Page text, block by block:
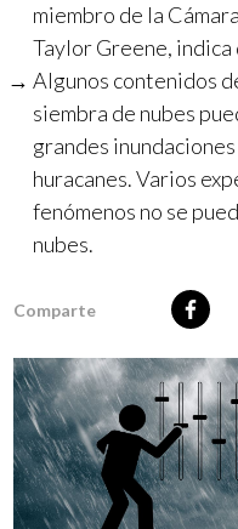
miembro de la
Taylor Greene,
Algunos contenidos
siembra de nubes
grandes
huracanes. Varios
fenómenos no se
nubes.
Comparte